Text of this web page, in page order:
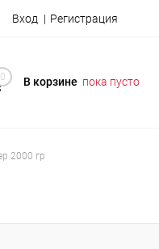
Вход Регистрация
0 В корзине пока пусто
2000 гр